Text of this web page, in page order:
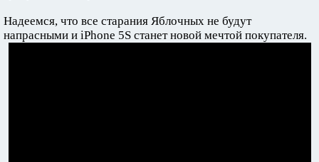
Надеемся, что все старания Яблочных не будут
напрасными и iPhone 5S станет новой мечтой покупателя.